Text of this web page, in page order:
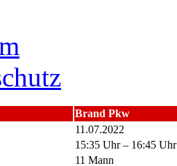
Brand Pkw
11.07.2022
15:35 Uhr – 16:45 Uhr
11 Mann